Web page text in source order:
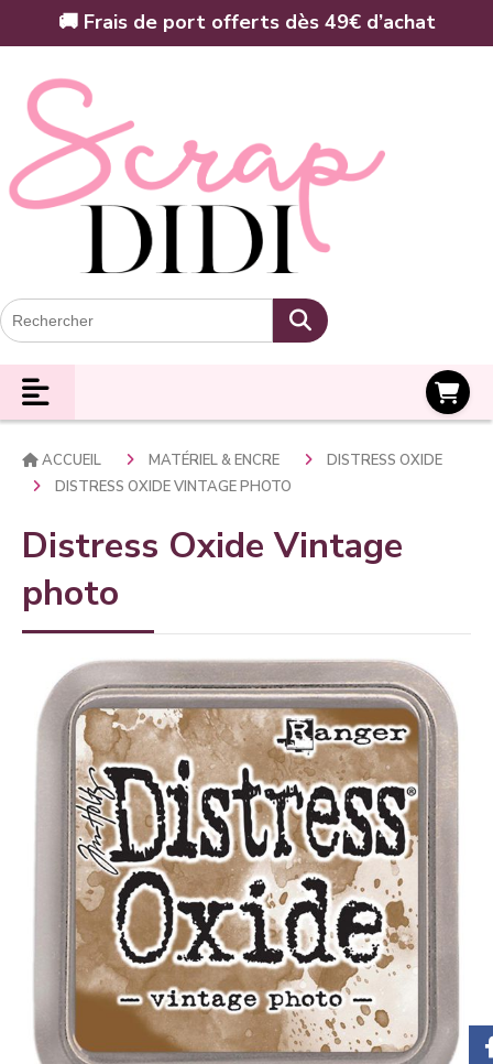
🚚 Frais de port offerts dès 49€ d’achat
ACCUEIL MATÉRIEL & ENCRE
DISTRESS OXIDE
DISTRESS OXIDE VINTAGE PHOTO
Distress Oxide Vintage
photo